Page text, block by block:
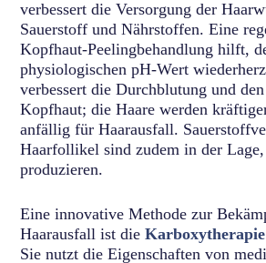
verbessert die Versorgung der
Sauerstoff und Nährstoffen. Eine
Kopfhaut-Peelingbehandlung hilft,
physiologischen pH-Wert
verbessert die Durchblutung und
Kopfhaut; die Haare werden
anfällig für Haarausfall.
Haarfollikel sind zudem in der Lage,
produzieren.
Eine innovative Methode zur
Haarausfall ist die
Sie nutzt die Eigenschaften von